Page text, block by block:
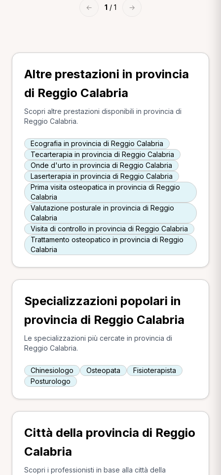
← 1 / 1 →
Altre prestazioni in provincia
di Reggio Calabria
Scopri altre prestazioni disponibili in provincia di
Reggio Calabria.
Ecografia in provincia di Reggio Calabria
Tecarterapia in provincia di Reggio Calabria
Onde d'urto in provincia di Reggio Calabria
Laserterapia in provincia di Reggio Calabria
Prima visita osteopatica in provincia di Reggio
Calabria
Valutazione posturale in provincia di Reggio
Calabria
Visita di controllo in provincia di Reggio Calabria
Trattamento osteopatico in provincia di Reggio
Calabria
Specializzazioni popolari in
provincia di Reggio Calabria
Le specializzazioni più cercate in provincia di
Reggio Calabria.
Chinesiologo Osteopata
Fisioterapista
Posturologo
Città della provincia di Reggio
Calabria
Scopri i professionisti in base alla città della